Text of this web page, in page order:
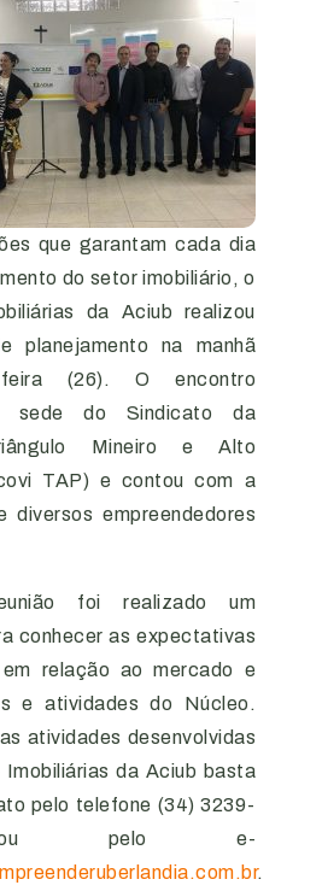
que garantam cada dia
do setor imobiliário, o
da Aciub realizou
planejamento na manhã
feira (26). O encontro
sede do Sindicato da
Mineiro e Alto
TAP) e contou com a
diversos empreendedores
foi realizado um
conhecer as expectativas
relação ao mercado e
e atividades do Núcleo.
atividades desenvolvidas
da Aciub basta
pelo telefone (34) 3239-
pelo e-
.